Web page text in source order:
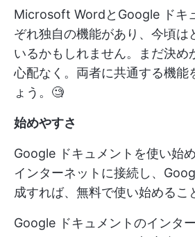
Microsoft WordとGoogle ドキ
ぞれ独自の機能があり、今頃は
いるかもしれません。まだ決め
心配なく。両者に共通する機能
ょう。🧐
始めやすさ
Google ドキュメントを使い始
インターネットに接続し、
成すれば、無料で使い始めるこ
Google ドキュメントのインタ